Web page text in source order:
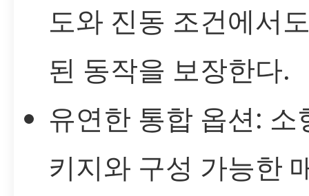
도와 진동 조건에서
된 동작을 보장한다.
유연한 통합 옵션: 소
키지와 구성 가능한